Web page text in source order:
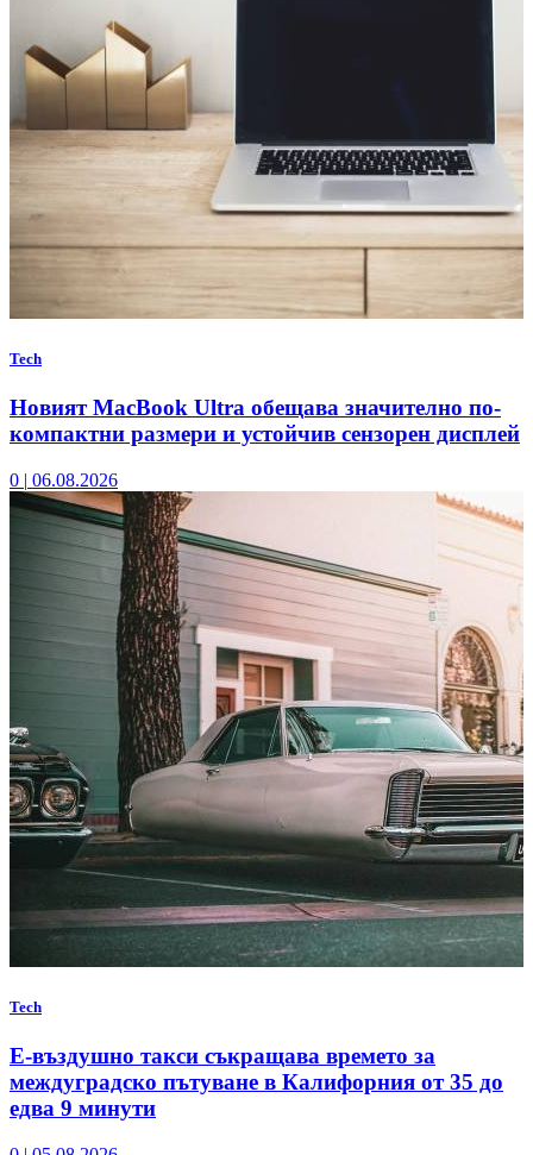
Tech
Новият MacBook Ultra обещава значително по-
компактни размери и устойчив сензорен дисплей
0 | 06.08.2026
Tech
Е-въздушно такси съкращава времето за
междуградско пътуване в Калифорния от 35 до
едва 9 минути